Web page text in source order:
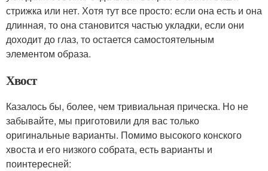
стрижка или нет. Хотя тут все просто: если она есть и она
длинная, то она становится частью укладки, если они
доходит до глаз, то остается самостоятельным
элементом образа.
Хвост
Казалось бы, более, чем тривиальная прическа. Но не
забывайте, мы приготовили для вас только
оригинальные варианты. Помимо высокого конского
хвоста и его низкого собрата, есть варианты и
поинтересней: